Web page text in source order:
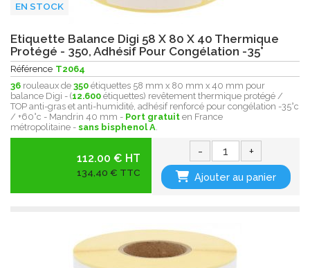
EN STOCK
Etiquette Balance Digi 58 X 80 X 40 Thermique
Protégé - 350, Adhésif Pour Congélation -35°
Référence T2064
36 rouleaux de 350 étiquettes 58 mm x 80 mm x 40 mm pour
balance Digi - (12.600 étiquettes) revêtement thermique protégé /
TOP anti-gras et anti-humidité, adhésif renforcé pour congélation -35°c
/ +60°c - Mandrin 40 mm - Port gratuit en France
métropolitaine - sans bisphenol A
112.00 € HT
134,40 € TTC
- +
Ajouter au panier